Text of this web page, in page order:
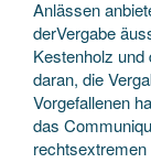
Anlässen
derVergabe
Kestenholz
daran, die
Vorgefallenen
das